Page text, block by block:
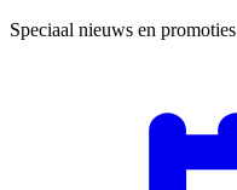
Speciaal nieuws en promoties